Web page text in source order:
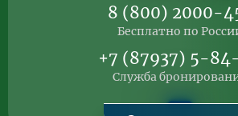
8 (800) 2000-
Бесплатно по
+7 (87937) 5-
Служба